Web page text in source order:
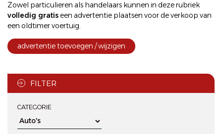
Zowel particulieren als handelaars kunnen in deze rubriek
volledig gratis een advertentie plaatsen voor deverkoop van
een oldtimer voertuig.
advertentie toevoegen / wijzigen
FILTER
CATEGORIE